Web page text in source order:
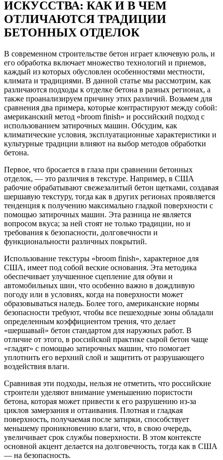
ИСКУССТВА: КАК И В ЧЕМ
ОТЛИЧАЮТСЯ ТРАДИЦИИ
БЕТОННЫХ ОТДЕЛОК
В современном строительстве бетон играет ключевую роль, и
его обработка включает множество технологий и приемов,
каждый из которых обусловлен особенностями местности,
климата и традициями. В данной статье мы рассмотрим, как
различаются подходы к отделке бетона в разных регионах, а
также проанализируем причину этих различий. Возьмем для
сравнения два примера, которые контрастируют между собой:
американский метод «broom finish» и российский подход с
использованием затирочных машин. Обсудим, как
климатические условия, эксплуатационные характеристики и
культурные традиции влияют на выбор методов обработки
бетона.
Первое, что бросается в глаза при сравнении бетонных
отделок, — это различия в текстуре. Например, в США
рабочие обрабатывают свежезалитый бетон щетками, создавая
шершавую текстуру, тогда как в других регионах проявляется
тенденция к получению максимально гладкой поверхности с
помощью затирочных машин. Эта разница не является
вопросом вкуса; за ней стоят не только традиции, но и
требования к безопасности, долговечности и
функциональности различных покрытий.
Использование текстуры «broom finish», характерное для
США, имеет под собой веские основания. Эта методика
обеспечивает улучшенное сцепление для обуви и
автомобильных шин, что особенно важно в дождливую
погоду или в условиях, когда на поверхности может
образовываться наледь. Более того, американские нормы
безопасности требуют, чтобы все пешеходные зоны обладали
определенным коэффициентом трения, что делает
«шершавый» бетон стандартом для наружных работ. В
отличие от этого, в российской практике сырой бетон чаще
«гладят» с помощью затирочных машин, что помогает
уплотнить его верхний слой и защитить от разрушающего
воздействия влаги.
Сравнивая эти подходы, нельзя не отметить, что российские
строители уделяют внимание уменьшению пористости
бетона, которая может привести к его разрушению из-за
циклов замерзания и оттаивания. Плотная и гладкая
поверхность, получаемая после затирки, способствует
меньшему проникновению влаги, что, в свою очередь,
увеличивает срок службы поверхности. В этом контексте
основной акцент делается на долговечность, тогда как в США
— на безопасность.